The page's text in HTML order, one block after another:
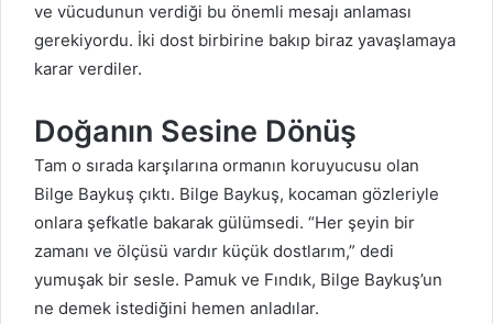
ve vücudunun verdiği bu önemli mesajı anlaması
gerekiyordu. İki dost birbirine bakıp biraz yavaşlamaya
karar verdiler.
Doğanın Sesine Dönüş
Tam o sırada karşılarına ormanın koruyucusu olan
Bilge Baykuş çıktı. Bilge Baykuş, kocaman gözleriyle
onlara şefkatle bakarak gülümsedi. “Her şeyin bir
zamanı ve ölçüsü vardır küçük dostlarım,” dedi
yumuşak bir sesle. Pamuk ve Fındık, Bilge Baykuş’un
ne demek istediğini hemen anladılar.